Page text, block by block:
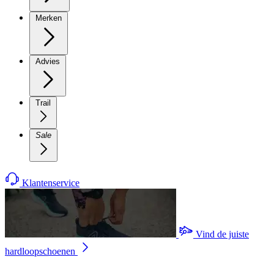
Merken
Advies
Trail
Sale
Klantenservice
Vind de juiste
hardloopschoenen